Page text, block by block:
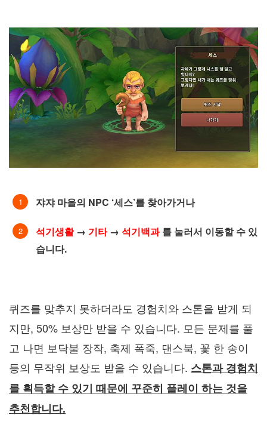
쟈쟈 마을의 NPC ‘세스’를 찾아가거나
석기생활→ 기타→ 석기백과를 눌러서 이동할 수 있
습니다.
퀴즈를 맞추지 못하더라도 경험치와 스톤을 받게 되
지만, 50% 보상만 받을 수 있습니다. 모든 문제를 풀
고 나면 보닥불 장작, 축제 폭죽, 댄스북, 꽃 한 송이
등의 무작위 보상도 받을 수 있습니다. 스톤과 경험치
를 획득할 수 있기 때문에 꾸준히 플레이 하는 것을
추천합니다.